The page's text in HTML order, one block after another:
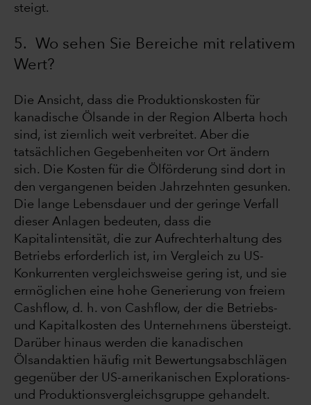
steigt.
5. Wo sehen Sie Bereiche mit relativem
Wert?
Die Ansicht, dass die Produktionskosten für
kanadische Ölsande in der Region Alberta hoch
sind, ist ziemlich weit verbreitet. Aber die
tatsächlichen Gegebenheiten vor Ort ändern
sich. Die Kosten für die Ölförderung sind dort in
den vergangenen beiden Jahrzehnten gesunken.
Die lange Lebensdauer und der geringe Verfall
dieser Anlagen bedeuten, dass die
Kapitalintensität, die zur Aufrechterhaltung des
Betriebs erforderlich ist, im Vergleich zu US-
Konkurrenten vergleichsweise gering ist, und sie
ermöglichen eine hohe Generierung von freiem
Cashflow, d. h. von Cashflow, der die Betriebs-
und Kapitalkosten des Unternehmens übersteigt.
Darüber hinaus werden die kanadischen
Ölsandaktien häufig mit Bewertungsabschlägen
gegenüber der US-amerikanischen Explorations-
und Produktionsvergleichsgruppe gehandelt.